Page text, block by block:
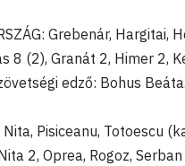
Grebenár,
8 (2), Granát 2, Himer 2,
edző: Bohus Beáta.
Nita, Pisiceanu, Totoescu
2, Oprea, Rogoz,